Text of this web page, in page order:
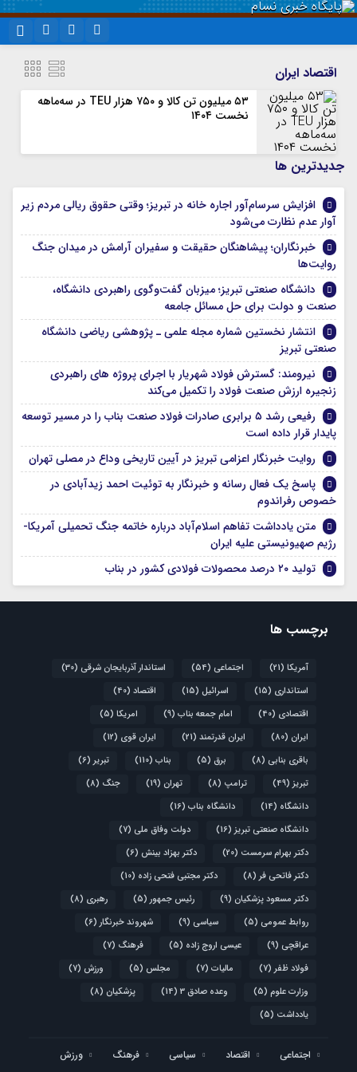
سروش
ایتا
آپارات
رمز عبور
اقتصاد ایران
۵۳ میلیون تن کالا و ۷۵۰ هزار TEU در سه‌ماهه
نخست ۱۴۰۴
جديدترين ها
افزایش سرسام‌آور اجاره خانه در تبریز؛ وقتی حقوق ریالی مردم زیر
آوار عدم نظارت می‌شود
خبرنگاران؛ پیشاهنگان حقیقت و سفیران آرامش در میدان جنگ
روایت‌ها
دانشگاه صنعتی تبریز؛ میزبان گفت‌وگوی راهبردی دانشگاه،
صنعت و دولت برای حل مسائل جامعه
انتشار نخستین شماره مجله علمی ـ پژوهشی ریاضی دانشگاه
صنعتی تبریز
نیرومند: گسترش فولاد شهریار با اجرای پروژه های راهبردی
زنجیره ارزش صنعت فولاد را تکمیل می‌کند
رفیعی رشد ۵ برابری صادرات فولاد صنعت بناب را در مسیر توسعه
پایدار قرار داده است
روایت خبرنگار اعزامی تبریز در آیین تاریخی وداع در مصلی تهران
پاسخ یک فعال رسانه و خبرنگار به توئیت احمد زیدآبادی در
خصوص رفراندوم
متن یادداشت تفاهم اسلام‌آباد درباره خاتمه جنگ تحمیلی آمریکا-
رژیم صهیونیستی علیه ایران
تولید ۲۰ درصد محصولات فولادی کشور در بناب
برچسب ها
آمریکا (21) اجتماعی (54) استاندار آذربایجان شرقی (30)
استانداری (15) اسرائیل (15) اقتصاد (40)
اقتصادی (40) امام جمعه بناب (9) امریکا (5)
ایران (80) ایران قدرتمند (21) ایران قوی (12)
باقری بنابی (8) برق (5) بناب (110) تبریر (6)
تبریز (49) ترامپ (8) تهران (19) جنگ (8)
دانشگاه (14) دانشگاه بناب (16)
دانشگاه صنعتی تبریز (16) دولت وفاق ملی (7)
دکتر بهرام سرمست (20) دکتر بهزاد بینش (6)
دکتر فاتحی فر (8) دکتر مجتبی فتحی زاده (10)
دکتر مسعود پزشکیان (9) رئیس جمهور (5) رهبری (8)
روابط عمومی (5) سیاسی (9) شهروند خبرنگار (6)
عراقچی (9) عیسی اروج زاده (5) فرهنگ (7)
فولاد ظفر (7) مالیات (7) مجلس (5) ورزش (7)
وزارت علوم (5) وعده صادق 3 (14) پزشکیان (8)
یادداشت (5)
اجتماعی اقتصاد سیاسی فرهنگ ورزش